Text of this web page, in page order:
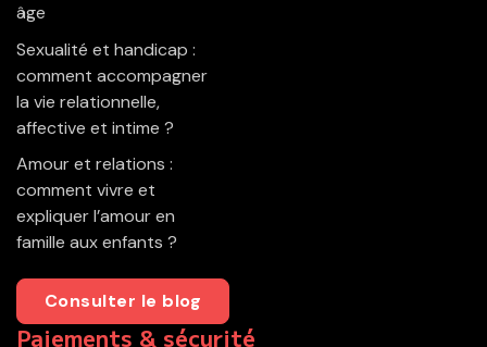
âge
Sexualité et handicap :
comment accompagner
la vie relationnelle,
affective et intime ?
Amour et relations :
comment vivre et
expliquer l’amour en
famille aux enfants ?
Consulter le blog
Paiements & sécurité